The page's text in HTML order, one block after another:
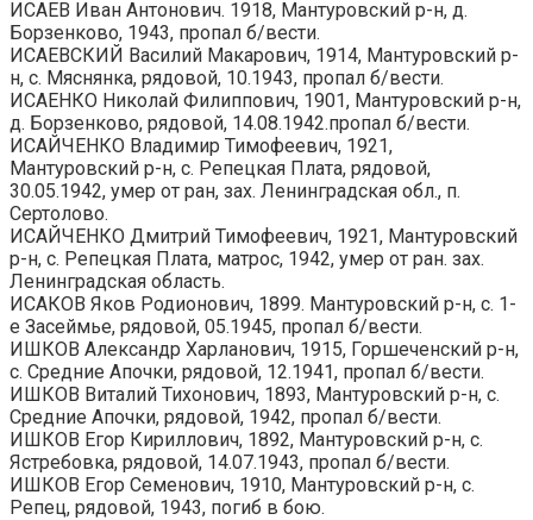
ИСАЕВ Иван Антонович. 1918, Мантуровский р-н, д.
Борзенково, 1943, пропал б/вести.
ИСАЕВСКИЙ Василий Макарович, 1914, Мантуровский р-
н, с. Мяснянка, рядовой, 10.1943, пропал б/вести.
ИСАЕНКО Николай Филиппович, 1901, Мантуровский р-н,
д. Борзенково, рядовой, 14.08.1942.пропал б/вести.
ИСАЙЧЕНКО Владимир Тимофеевич, 1921,
Мантуровский р-н, с. Репецкая Плата, рядовой,
30.05.1942, умер от ран, зах. Ленинградская обл., п.
Сертолово.
ИСАЙЧЕНКО Дмитрий Тимофеевич, 1921, Мантуровский
р-н, с. Репецкая Плата, матрос, 1942, умер от ран. зах.
Ленинградская область.
ИСАКОВ Яков Родионович, 1899. Мантуровский р-н, с. 1-
е Засеймье, рядовой, 05.1945, пропал б/вести.
ИШКОВ Александр Харланович, 1915, Горшеченский р-н,
с. Средние Апочки, рядовой, 12.1941, пропал б/вести.
ИШКОВ Виталий Тихонович, 1893, Мантуровский р-н, с.
Средние Апочки, рядовой, 1942, пропал б/вести.
ИШКОВ Егор Кириллович, 1892, Мантуровский р-н, с.
Ястребовка, рядовой, 14.07.1943, пропал б/вести.
ИШКОВ Егор Семенович, 1910, Мантуровский р-н, с.
Репец, рядовой, 1943, погиб в бою.